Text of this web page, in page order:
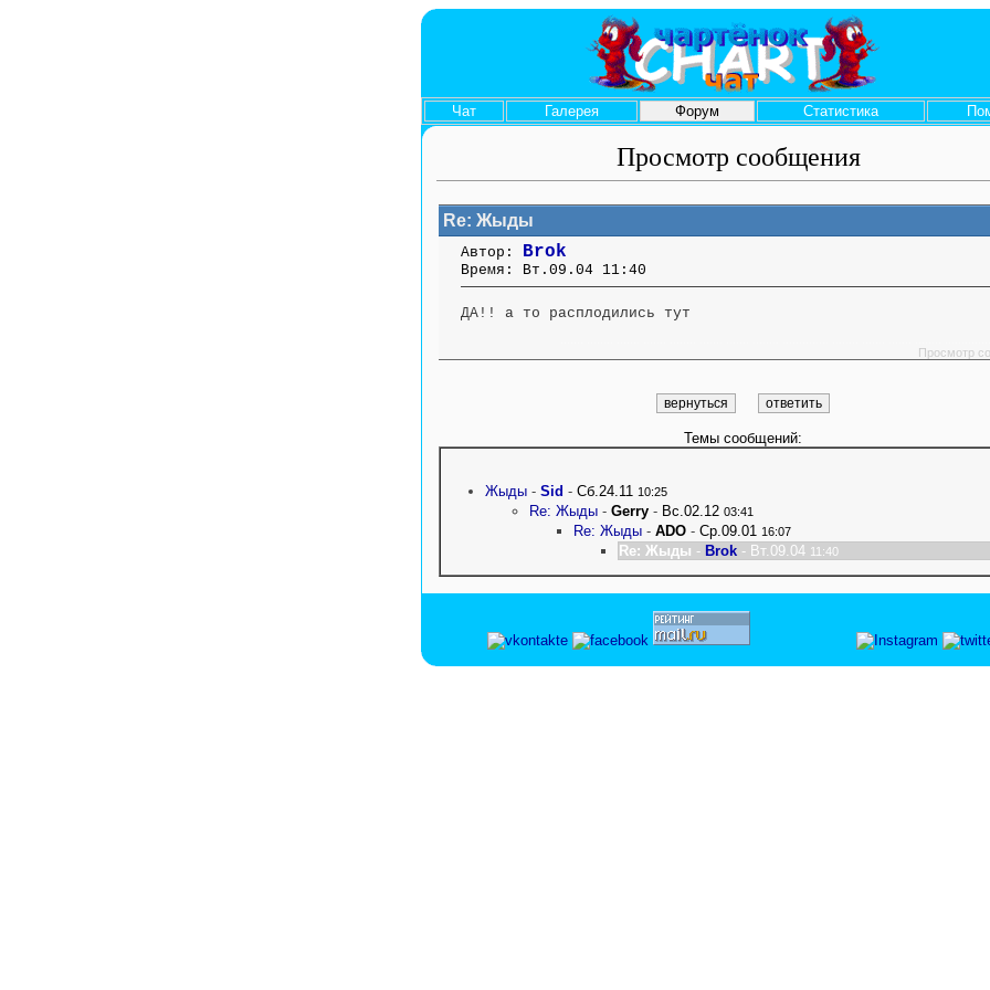
Чат Галерея Форум Статистика
Просмотр сообщения
Re: Жыды
Автор: Brok
Время: Вт.09.04 11:40
ДА!! а то расплодились тут
Просмотр
Темы сообщений:
Жыды- Sid - Сб.24.11 10:25
Re: Жыды- Gerry- Вс.02.12 03:41
Re: Жыды- ADO- Ср.09.01 16:07
Re: Жыды - Brok- Вт.09.04 11:40